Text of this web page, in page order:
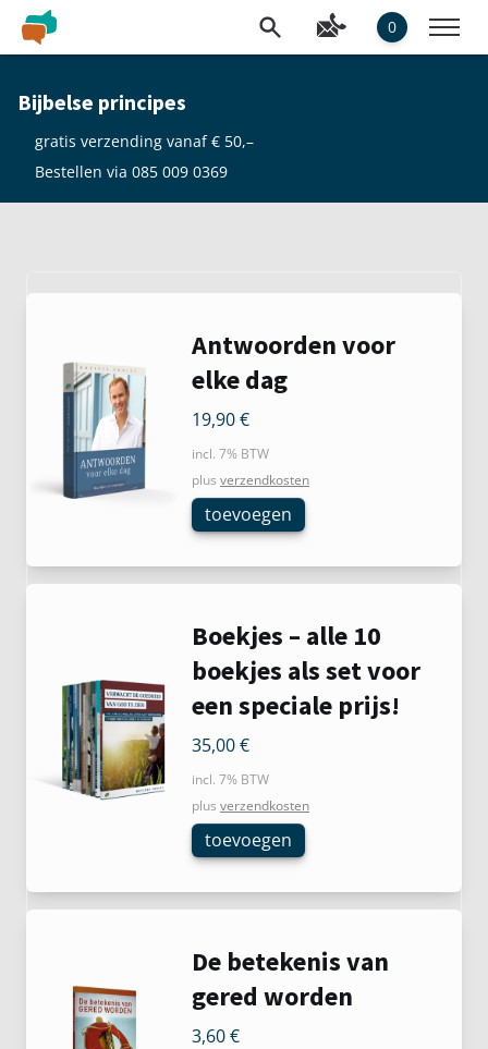
0
Bijbelse principes
gratis verzending vanaf € 50,–
Bestellen via 085 009 0369
Antwoorden voor
elke dag
19,90€
incl. 7% BTW
plus verzendkosten
toevoegen
Boekjes – alle 10
boekjes als set voor
een speciale prijs!
35,00€
incl. 7% BTW
plus verzendkosten
toevoegen
De betekenis van
gered worden
3,60€